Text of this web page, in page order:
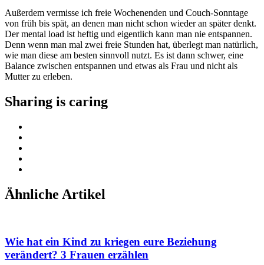
Außerdem vermisse ich freie Wochenenden und Couch-Sonntage
von früh bis spät, an denen man nicht schon wieder an später denkt.
Der mental load ist heftig und eigentlich kann man nie entspannen.
Denn wenn man mal zwei freie Stunden hat, überlegt man natürlich,
wie man diese am besten sinnvoll nutzt. Es ist dann schwer, eine
Balance zwischen entspannen und etwas als Frau und nicht als
Mutter zu erleben.
Sharing is caring
Ähnliche Artikel
Wie hat ein Kind zu kriegen eure Beziehung
verändert? 3 Frauen erzählen